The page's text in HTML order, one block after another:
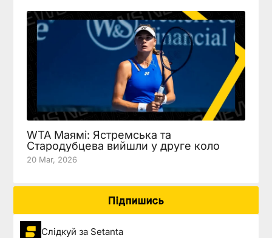
WTA Маямі: Ястремська та
Стародубцева вийшли у друге коло
20 Mar, 2026
Підпишись
Слідкуй за Setanta